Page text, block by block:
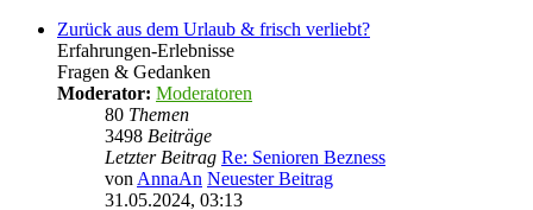
Zurück aus dem Urlaub & frisch verliebt?
Erfahrungen-Erlebnisse
Fragen & Gedanken
Moderator: Moderatoren
80 Themen
3498 Beiträge
Letzter Beitrag Re: Senioren Bezness
von AnnaAn Neuester Beitrag
31.05.2024, 03:13